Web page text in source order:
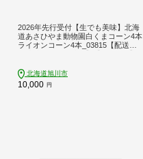
2026年先行受付【生でも美味】北海
道あさひやま動物園白くまコーン4本
ライオンコーン4本_03815【配送不
北海道旭川市
10,000 円